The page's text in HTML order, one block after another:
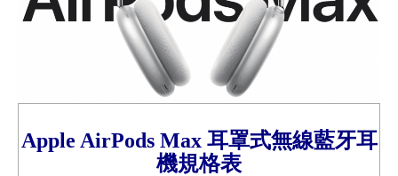
Apple AirPods Max 耳罩式無線藍牙耳
機規格表